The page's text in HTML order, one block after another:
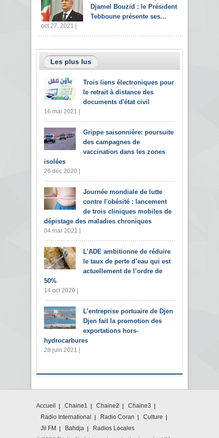
Djamel Bouzid : le Président
Tebboune présente ses...
oct 27, 2021 |
Les plus lus
Trois liens électroniques pour
le retrait à distance des
documents d'état civil
16 mai 2021 |
Grippe saisonnière: poursuite
des campagnes de
vaccination dans les zones
isolées
26 déc 2020 |
Journée mondiale de lutte
contre l'obésité : lancement
de trois cliniques mobiles de
dépistage des maladies chroniques
04 mar 2021 |
L’ADE ambitionne de réduire
le taux de perte d’eau qui est
actuellement de l’ordre de
50%
14 oct 2020 |
L’entreprise portuaire de Djen
Djen fait la promotion des
exportations hors-
hydrocarbures
28 juin 2021 |
Accueil Chaine1 Chaine2
Chaine3
Radio International
Radio Coran
Culture
Jil FM
Bahdja
Radios Locales